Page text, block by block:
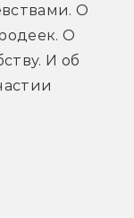
О
О
И об